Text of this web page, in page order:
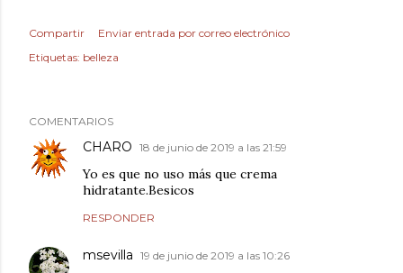
Compartir
Enviar entrada por correo electrónico
Etiquetas: belleza
COMENTARIOS
CHARO 18 de junio de 2019 a las 21:59
Yo es que no uso más que crema
hidratante.Besicos
RESPONDER
msevilla 19 de junio de 2019 a las 10:26